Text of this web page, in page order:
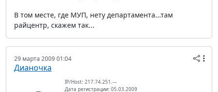
В том месте, где МУП, нету департамента...там
райцентр, скажем так...
29 марта 2009 01:04
Дианочка
IP/Host: 217.74.251.---
Дата регистрации: 05.03.2009